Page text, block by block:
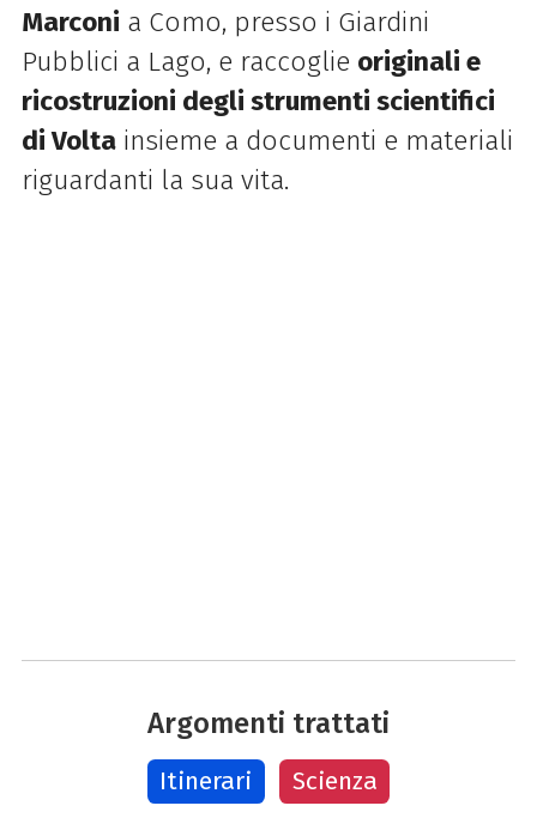
Marconi a Como, presso i Giardini
Pubblici a Lago, e raccoglie originali e
ricostruzioni degli strumenti scientifici
di Voltainsieme a documenti e materiali
riguardanti la sua vita.
Argomenti trattati
Itinerari Scienza